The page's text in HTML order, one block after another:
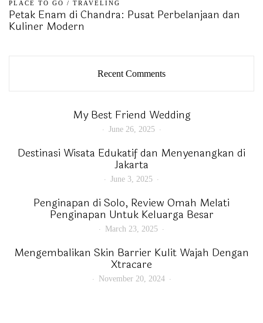
PLACE TO GO / TRAVELING
Petak Enam di Chandra: Pusat Perbelanjaan dan
Kuliner Modern
Recent Comments
My Best Friend Wedding
June 26, 2025
Destinasi Wisata Edukatif dan Menyenangkan di
Jakarta
June 3, 2025
Penginapan di Solo, Review Omah Melati
Penginapan Untuk Keluarga Besar
March 23, 2025
Mengembalikan Skin Barrier Kulit Wajah Dengan
Xtracare
November 20, 2024